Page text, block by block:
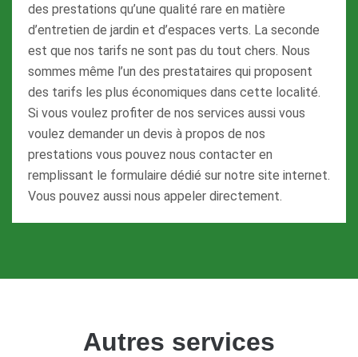
des prestations qu’une qualité rare en matière
d’entretien de jardin et d’espaces verts. La seconde
est que nos tarifs ne sont pas du tout chers. Nous
sommes même l’un des prestataires qui proposent
des tarifs les plus économiques dans cette localité.
Si vous voulez profiter de nos services aussi vous
voulez demander un devis à propos de nos
prestations vous pouvez nous contacter en
remplissant le formulaire dédié sur notre site internet.
Vous pouvez aussi nous appeler directement.
Autres services